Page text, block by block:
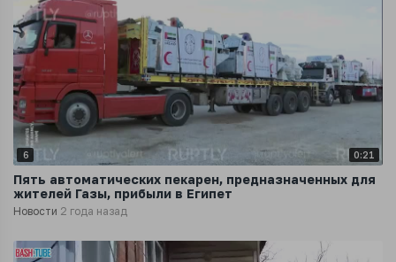
6 0:21
Пять автоматических пекарен, предназначенных для
жителей Газы, прибыли в Египет
Новости 2 года назад